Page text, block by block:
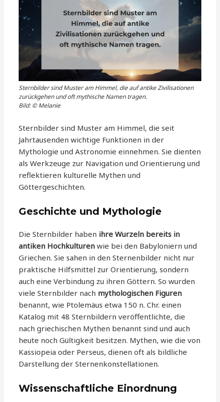
Sternbilder sind Muster am Himmel, die auf antike Zivilisationen
zurückgehen und oft mythische Namen tragen.
Bild: © Melanie
Sternbilder sind Muster am Himmel, die seit
Jahrtausenden wichtige Funktionen in der
Mythologie und Astronomie einnehmen. Sie dienten
als Werkzeuge zur Navigation und Orientierung und
reflektieren kulturelle Mythen und
Göttergeschichten.
Geschichte und Mythologie
Die Sternbilder haben ihre Wurzeln bereits in
antiken Hochkulturen wie bei den Babyloniern und
Griechen. Sie sahen in den Sternenbilder nicht nur
praktische Hilfsmittel zur Orientierung, sondern
auch eine Verbindung zu ihren Göttern. So wurden
viele Sternbilder nach mythologischen Figuren
benannt, wie Ptolemäus etwa 150 n. Chr. einen
Katalog mit 48 Sternbildern veröffentlichte, die
nach griechischen Mythen benannt sind und auch
heute noch Gültigkeit besitzen. Mythen, wie die von
Kassiopeia oder Perseus, dienen oft als bildliche
Darstellung der Sternenkonstellationen.
Wissenschaftliche Einordnung